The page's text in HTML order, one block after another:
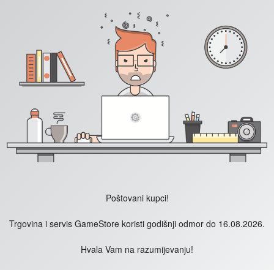
Poštovani kupci!
Trgovina i servis GameStore koristi godišnji odmor do 16.08.2026.
Hvala Vam na razumijevanju!